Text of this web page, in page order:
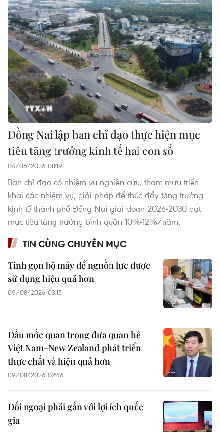
Đồng Nai lập ban chỉ đạo thực hiện mục
tiêu tăng trưởng kinh tế hai con số
04/06/2026 08:19
Ban chỉ đạo có nhiệm vụ nghiên cứu, tham mưu triển
khai các nhiệm vụ, giải pháp để thúc đẩy tăng trưởng
kinh tế thành phố Đồng Nai giai đoạn 2026-2030 đạt
mục tiêu tăng trưởng bình quân 10%-12%/năm.
TIN CÙNG CHUYÊN MỤC
Tinh gọn bộ máy để nguồn lực được
sử dụng hiệu quả hơn
09/08/2026 03:15
Dấu mốc quan trọng đưa quan hệ
Việt Nam-New Zealand phát triển
thực chất và hiệu quả hơn
09/08/2026 02:46
Đối ngoại phải gắn với lợi ích quốc
gia